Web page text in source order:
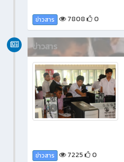
ข่าวสาร 7808 0
ข่าวสาร
ข่าวสาร 7225 0